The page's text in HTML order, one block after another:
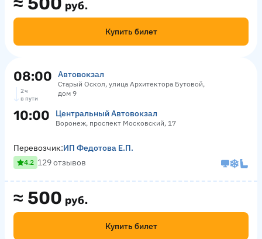
руб.
Купить билет
08:00 Автовокзал
Старый Оскол, улица Архитектора Бутовой,
дом 9
2 ч
в пути
10:00 Центральный Автовокзал
Воронеж, проспект Московский, 17
≈ 500 руб.
Купить билет
Перевозчик:ИП Федотова Е.П.
4.2 129 отзывов